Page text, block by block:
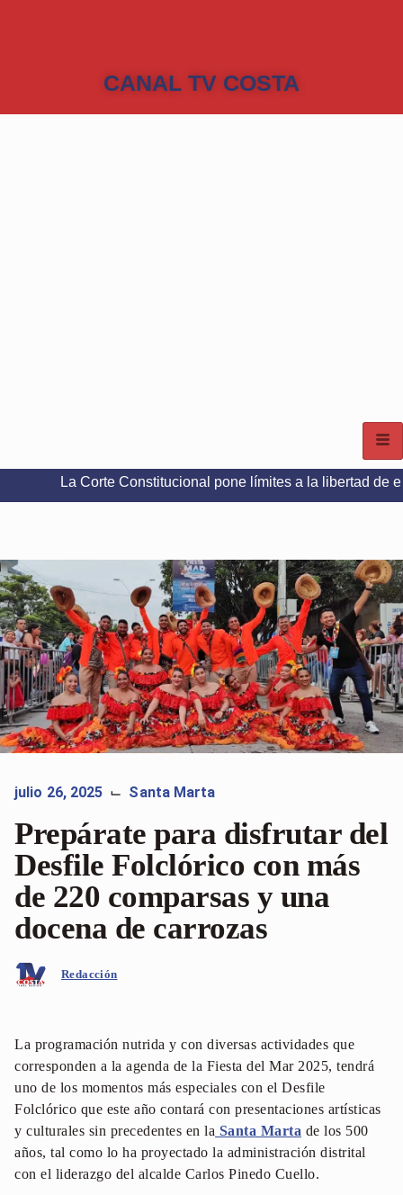
CANAL TV COSTA
Constitucional pone límites a la libertad de expresión
julio 26, 2025 ⌙ Santa Marta
Prepárate para disfrutar del
Desfile Folclórico con más
de 220 comparsas y una
docena de carrozas
Redacción
La programación nutrida y con diversas actividades que
corresponden a la agenda de la Fiesta del Mar 2025, tendrá
uno de los momentos más especiales con el Desfile
Folclórico que este año contará con presentaciones artísticas
y culturales sin precedentes en la Santa Marta de los 500
años, tal como lo ha proyectado la administración distrital
con el liderazgo del alcalde Carlos Pinedo Cuello.